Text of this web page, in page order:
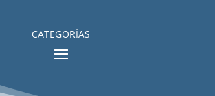
CATEGORÍAS